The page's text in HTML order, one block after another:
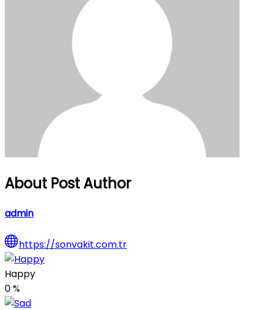
About Post Author
admin
https://sonvakit.com.tr
Happy
0%